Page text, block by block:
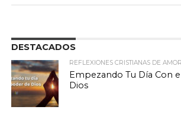
DESTACADOS
REFLEXIONES CRISTIANAS DE
Empezando Tu Día Con
Dios